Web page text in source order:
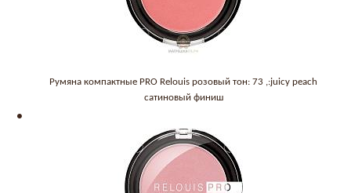
Румяна компактные PRO Relouis розовый тон: 73 ,:juicy peach
сатиновый финиш